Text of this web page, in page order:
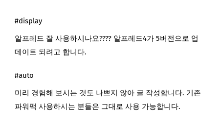
#display
알프레드 잘 사용하시나요???? 알프레드4가 5버전으로 업
데이트 되려고 합니다.
#auto
미리 경험해 보시는 것도 나쁘지 않아 글 작성합니다. 기존
파워팩 사용하시는 분들은 그대로 사용 가능합니다.